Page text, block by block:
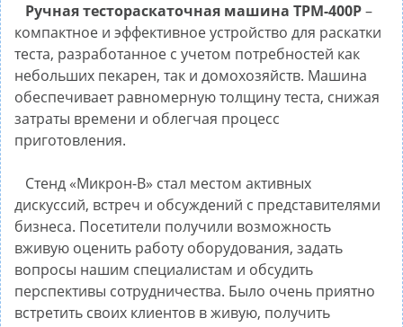
Ручная тестораскаточная машина ТРМ-400Р–
компактное и эффективное устройство для раскатки
теста, разработанное с учетом потребностей как
небольших пекарен, так и домохозяйств. Машина
обеспечивает равномерную толщину теста, снижая
затраты времени и облегчая процесс
приготовления.
Стенд «Микрон-В» стал местом активных
дискуссий, встреч и обсуждений с представителями
бизнеса. Посетители получили возможность
вживую оценить работу оборудования, задать
вопросы нашим специалистам и обсудить
перспективы сотрудничества. Было очень приятно
встретить своих клиентов в живую, получить